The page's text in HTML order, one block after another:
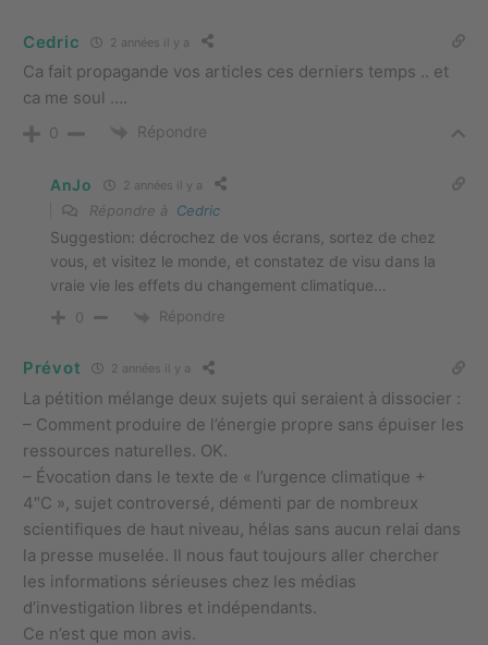
Cedric 2 années il y a
Ca fait propagande vos articles ces derniers temps .. et
ca me soul ….
0 Répondre
AnJo 2 années il y a
Répondre à Cedric
Suggestion: décrochez de vos écrans, sortez de chez
vous, et visitez le monde, et constatez de visu dans la
vraie vie les effets du changement climatique…
0 Répondre
Prévot 2 années il y a
La pétition mélange deux sujets qui seraient à dissocier :
– Comment produire de l’énergie propre sans épuiser les
ressources naturelles. OK.
– Évocation dans le texte de « l’urgence climatique +
4″C », sujet controversé, démenti par de nombreux
scientifiques de haut niveau, hélas sans aucun relai dans
la presse muselée. Il nous faut toujours aller chercher
les informations sérieuses chez les médias
d’investigation libres et indépendants.
Ce n’est que mon avis.